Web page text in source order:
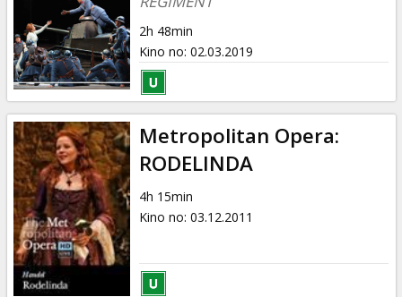
2h 48min
Kino no: 02.03.2019
Metropolitan Opera:
RODELINDA
4h 15min
Kino no: 03.12.2011